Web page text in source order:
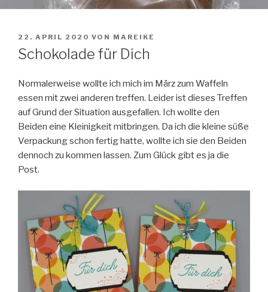
VERÖFFENTLICHT
AM
22. APRIL 2020 VON MAREIKE
Schokolade für Dich
Normalerweise wollte ich mich im März zum Waffeln
essen mit zwei anderen treffen. Leider ist dieses Treffen
auf Grund der Situation ausgefallen. Ich wollte den
Beiden eine Kleinigkeit mitbringen. Da ich die kleine süße
Verpackung schon fertig hatte, wollte ich sie den Beiden
dennoch zu kommen lassen. Zum Glück gibt es ja die
Post.